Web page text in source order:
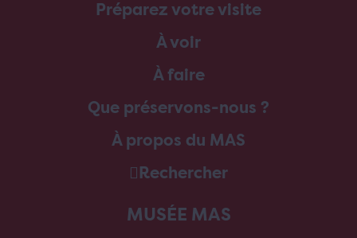
Préparez votre visite
À voir
À faire
Que préservons-nous ?
À propos du MAS
Rechercher
MUSÉE MAS